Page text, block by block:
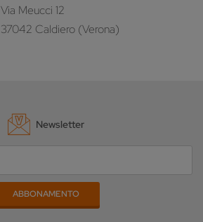
Via Meucci 12
37042 Caldiero (Verona)
Newsletter